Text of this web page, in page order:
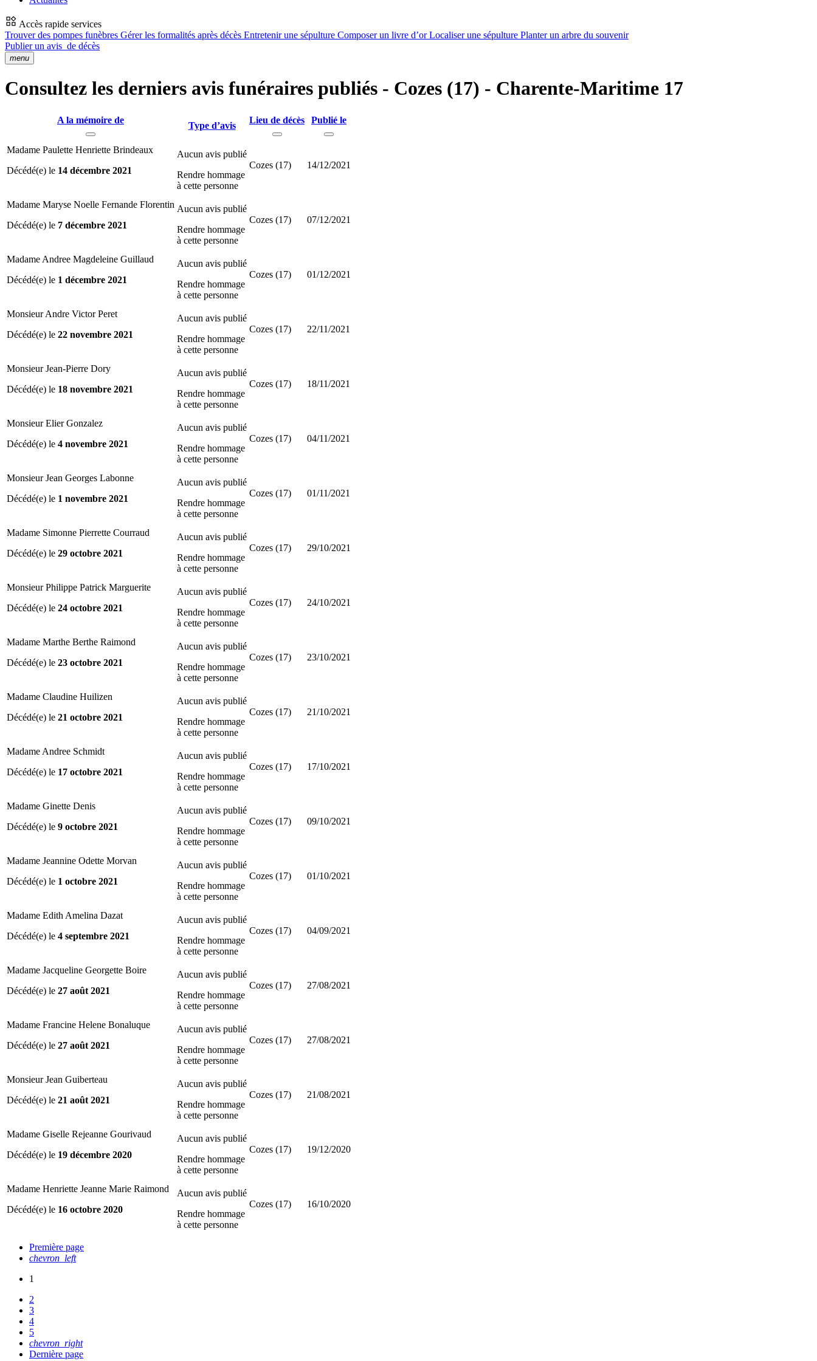
Accès rapide services
Trouver des pompes funèbres Gérer les formalités après décès Entretenir une sépulture Composer un livre d’orLocaliser une sépulture Planter un arbre du souvenir
Publier un avis de décès
menu
Consultez les derniers avis funéraires publiés - Cozes (17) - Charente-Maritime 17
A la mémoire de
Type d’avis
Lieu de décès Publié le
Madame Paulette Henriette Brindeaux
Décédé(e) le 14 décembre 2021
Aucun avis publié
Rendre hommage
à cette personne
Cozes (17) 14/12/2021
Madame Maryse Noelle Fernande Florentin
Décédé(e) le 7 décembre 2021
Aucun avis publié
Rendre hommage
à cette personne
Cozes (17) 07/12/2021
Madame Andree Magdeleine Guillaud
Décédé(e) le 1 décembre 2021
Aucun avis publié
Rendre hommage
à cette personne
Cozes (17) 01/12/2021
Monsieur Andre Victor Peret
Décédé(e) le 22 novembre 2021
Aucun avis publié
Rendre hommage
à cette personne
Cozes (17) 22/11/2021
Monsieur Jean-Pierre Dory
Décédé(e) le 18 novembre 2021
Aucun avis publié
Rendre hommage
à cette personne
Cozes (17) 18/11/2021
Monsieur Elier Gonzalez
Décédé(e) le 4 novembre 2021
Aucun avis publié
Rendre hommage
à cette personne
Cozes (17) 04/11/2021
Monsieur Jean Georges Labonne
Décédé(e) le 1 novembre 2021
Aucun avis publié
Rendre hommage
à cette personne
Cozes (17) 01/11/2021
Madame Simonne Pierrette Courraud
Décédé(e) le 29 octobre 2021
Aucun avis publié
Rendre hommage
à cette personne
Cozes (17) 29/10/2021
Monsieur Philippe Patrick Marguerite
Décédé(e) le 24 octobre 2021
Aucun avis publié
Rendre hommage
à cette personne
Cozes (17) 24/10/2021
Madame Marthe Berthe Raimond
Décédé(e) le 23 octobre 2021
Aucun avis publié
Rendre hommage
à cette personne
Cozes (17) 23/10/2021
Madame Claudine Huilizen
Décédé(e) le 21 octobre 2021
Aucun avis publié
Rendre hommage
à cette personne
Cozes (17) 21/10/2021
Madame Andree Schmidt
Décédé(e) le 17 octobre 2021
Aucun avis publié
Rendre hommage
à cette personne
Cozes (17) 17/10/2021
Madame Ginette Denis
Décédé(e) le 9 octobre 2021
Aucun avis publié
Rendre hommage
à cette personne
Cozes (17) 09/10/2021
Madame Jeannine Odette Morvan
Décédé(e) le 1 octobre 2021
Aucun avis publié
Rendre hommage
à cette personne
Cozes (17) 01/10/2021
Madame Edith Amelina Dazat
Décédé(e) le 4 septembre 2021
Aucun avis publié
Rendre hommage
à cette personne
Cozes (17) 04/09/2021
Madame Jacqueline Georgette Boire
Décédé(e) le 27 août 2021
Aucun avis publié
Rendre hommage
à cette personne
Cozes (17) 27/08/2021
Madame Francine Helene Bonaluque
Décédé(e) le 27 août 2021
Aucun avis publié
Rendre hommage
à cette personne
Cozes (17) 27/08/2021
Monsieur Jean Guiberteau
Décédé(e) le 21 août 2021
Aucun avis publié
Rendre hommage
à cette personne
Cozes (17) 21/08/2021
Madame Giselle Rejeanne Gourivaud
Décédé(e) le 19 décembre 2020
Aucun avis publié
Rendre hommage
à cette personne
Cozes (17) 19/12/2020
Madame Henriette Jeanne Marie Raimond
Décédé(e) le 16 octobre 2020
Aucun avis publié
Rendre hommage
à cette personne
Cozes (17) 16/10/2020
Première page
chevron_left
1
2
3
4
5
chevron_right
Dernière page